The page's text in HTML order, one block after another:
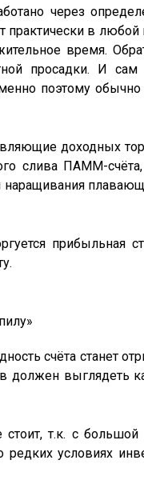
через
практически в
время.
просадки. И сам
поэтому
доходных
слива ПАММ-
наращивания
прибыльная
счёта станет
должен выглядеть
т.к. с большой
условиях